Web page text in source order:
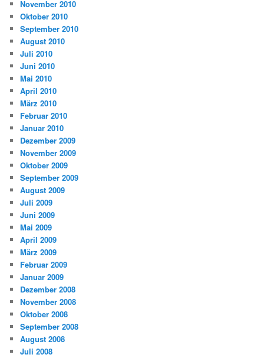
November 2010
Oktober 2010
September 2010
August 2010
Juli 2010
Juni 2010
Mai 2010
April 2010
März 2010
Februar 2010
Januar 2010
Dezember 2009
November 2009
Oktober 2009
September 2009
August 2009
Juli 2009
Juni 2009
Mai 2009
April 2009
März 2009
Februar 2009
Januar 2009
Dezember 2008
November 2008
Oktober 2008
September 2008
August 2008
Juli 2008